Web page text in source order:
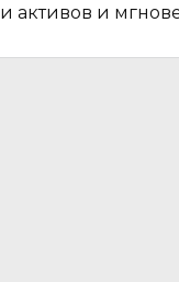
активов и